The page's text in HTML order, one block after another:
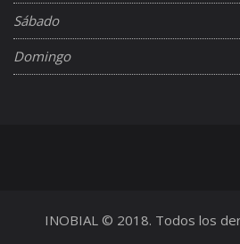
Sábado
Domingo
INOBIAL © 2018. Todos los